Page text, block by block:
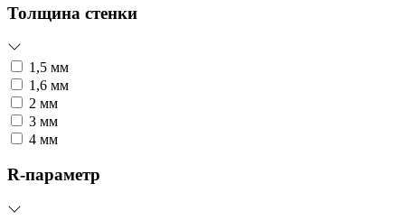
Толщина стенки
1,5 мм
1,6 мм
2 мм
3 мм
4 мм
R-параметр